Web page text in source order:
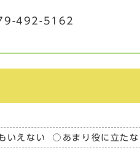
492-5162
いえない あまり役に立た